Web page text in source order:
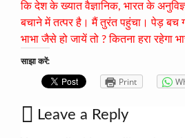
कि देश के ख्यात वैज्ञानिक, भारत के
बचाने में तत्पर है। मैं तुरंत पहुंचा। पेड़ बच
भाभा जैसे हो जायें तो ? कितना हरा रहेगा
साझा करें:
Print
Leave a Reply